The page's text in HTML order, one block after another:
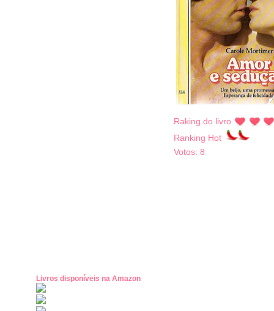
Livros disponíveis na Amazon
Raking do livro
Ranking Hot
Votos: 8